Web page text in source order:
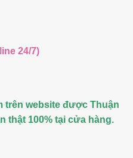
24/7)
trên website được Thuận
thật 100% tại cửa hàng.